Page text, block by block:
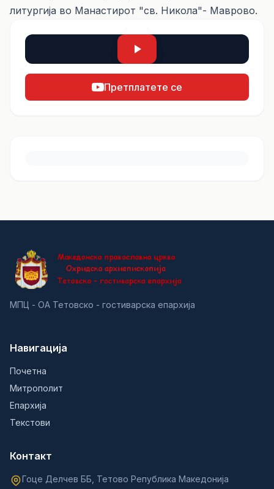
литургија во Манастирот "св. Никола"- Маврово.
Претплатете се
МПЦ - ОА Тетовско - гостиварска епархија
Навигација
Почетна
Митрополит
Епархија
Текстови
Контакт
Гоце Делчев ББ, Тетово Република Македонија